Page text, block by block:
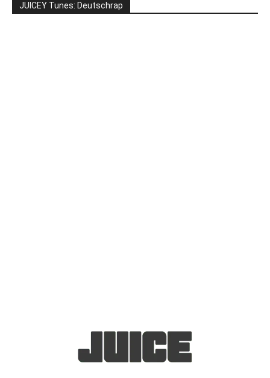
JUICEY Tunes: Deutschrap